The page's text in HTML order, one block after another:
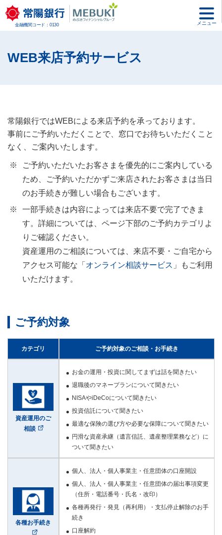
金融機関コード：0130 メニュー
WEB来店予約サービス
常陽銀行ではWEBによる来店予約を承っております。
事前にご予約いただくことで、窓口でお待ちいただくこと
なく、ご案内いたします。
ご予約いただいたお客さまを優先的にご案内している
ため、ご予約いただかずご来店されたお客さまは当日
のお手続きが難しい場合もございます。
一部手続きは内容によっては来店不要で完了できま
す。詳細については、ページ下部のご予約カテゴリよ
りご確認ください。
資産運用のご相談については、来店不要・ご自宅から
アクセス可能な「 オンライン相談サービス 」もご利用
いただけます。
ご予約対象
カテゴリ ご予約対象のご相談・お手続き
資産運用のご
相談
お金の運用・投資に関してまずは話を聞きたい
退職後のマネープランについて聞きたい
NISAやiDeCoについて聞きたい
投資信託について聞きたい
最適な保険の選び方や必要な保障について聞きたい
円滑な資産承継（遺言信託、遺産整理業務など）に
ついて聞きたい
各種お手続き
個人、法人・個人事業主・任意団体の口座開設
個人、法人・個人事業主・任意団体の届出事項変更
（住所・電話番号・氏名・改印）
各種再発行・発見（再利用）・支払停止解除のお手
続き
口座解約